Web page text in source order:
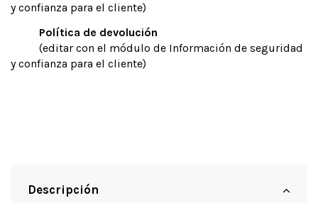
y confianza para el cliente)
Política de devolución
(editar con el módulo de Información de seguridad
y confianza para el cliente)
Descripción